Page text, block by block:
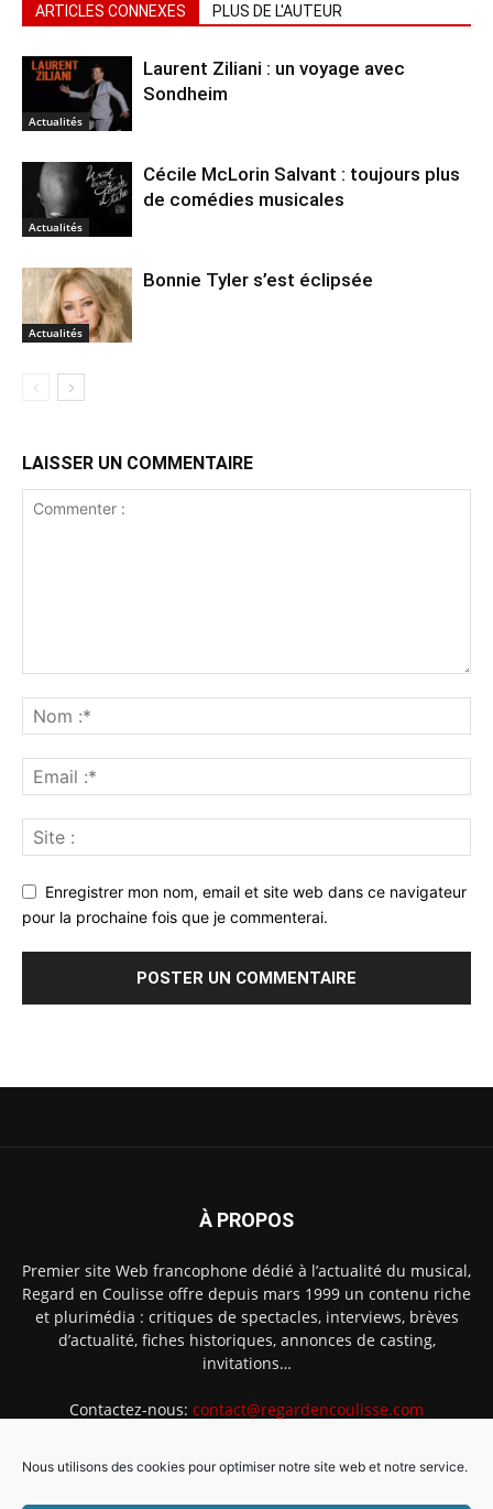
Nous utilisons des cookies pour optimiser notre site web et notre service.
ARTICLES CONNEXES PLUS DE L'AUTEUR
Actualités
Laurent Ziliani : un voyage avec
Sondheim
Actualités
Cécile McLorin Salvant : toujours plus
de comédies musicales
Actualités
Bonnie Tyler s’est éclipsée
LAISSER UN COMMENTAIRE
Enregistrer mon nom, email et site web dans ce navigateur
pour la prochaine fois que je commenterai.
À PROPOS
Premier site Web francophone dédié à l’actualité du musical,
Regard en Coulisse offre depuis mars 1999 un contenu riche
et plurimédia : critiques de spectacles, interviews, brèves
d’actualité, fiches historiques, annonces de casting,
invitations…
Contactez-nous: contact@regardencoulisse.com